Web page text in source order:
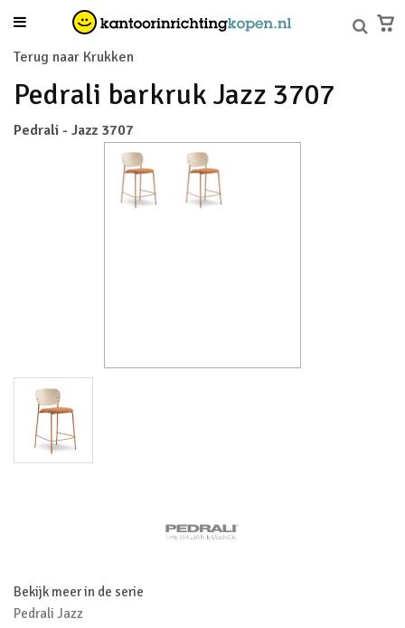
Terug naar Krukken
Pedrali barkruk Jazz 3707
Pedrali - Jazz 3707
Bekijk meer in de serie
Pedrali Jazz